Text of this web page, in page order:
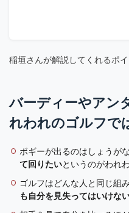
稲垣さんが解説してくれるポ
バーディーやアン
れわれのゴルフで
ボギーが出るのはしょうが
て回りたいというのがわれ
ゴルフはどんな人と同じ組
も自分を見失ってはいけな